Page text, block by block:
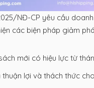
NĐ-CP yêu cầu
các biện pháp giảm
mới có hiệu lực từ
lợi và thách thức